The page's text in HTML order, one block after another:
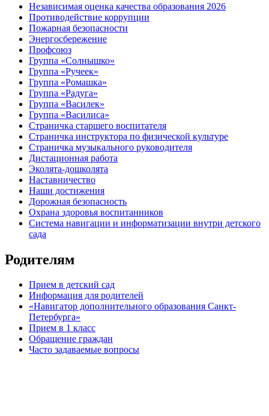
Независимая оценка качества образования 2026
Противодействие коррупции
Пожарная безопасности
Энергосбережение
Профсоюз
Группа «Солнышко»
Группа «Ручеек»
Группа «Ромашка»
Группа «Радуга»
Группа «Василек»
Группа «Василиса»
Страничка старшего воспитателя
Страничка инструктора по физической культуре
Страничка музыкального руководителя
Дистационная работа
Эколята-дошколята
Наставничество
Наши достижения
Дорожная безопасность
Охрана здоровья воспитанников
Система навигации и информатизации внутри детского
сада
Родителям
Прием в детский сад
Информация для родителей
«Навигатор дополнительного образования Санкт-
Петербурга»
Прием в 1 класс
Обращение граждан
Часто задаваемые вопросы